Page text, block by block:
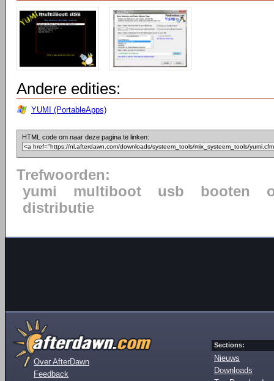
Andere edities:
YUMI (PortableApps)
HTML code om naar deze pagina te linken:
Trefwoorden:
yumi
multiboot usb booten
distributie
Over AfterDawn
Feedback
Sections:
Nieuws
Downloads